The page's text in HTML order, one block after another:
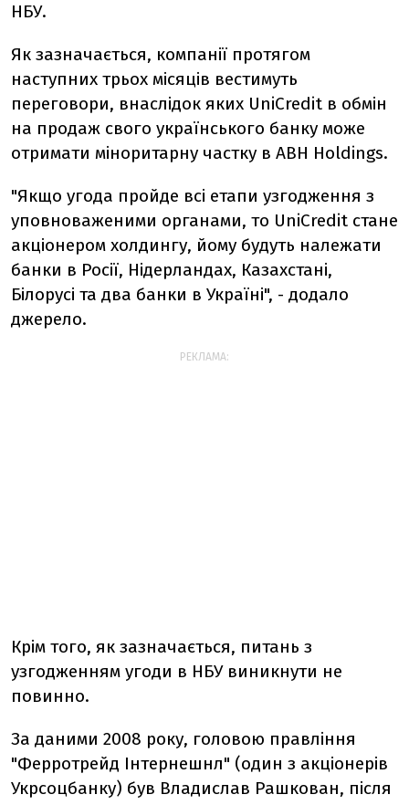
НБУ.
Як зазначається, компанії протягом
наступних трьох місяців вестимуть
переговори, внаслідок яких UniCredit в обмін
на продаж свого українського банку може
отримати міноритарну частку в ABH Holdings.
"Якщо угода пройде всі етапи узгодження з
уповноваженими органами, то UniCredit стане
акціонером холдингу, йому будуть належати
банки в Росії, Нідерландах, Казахстані,
Білорусі та два банки в Україні", - додало
джерело.
РЕКЛАМА:
Крім того, як зазначається, питань з
узгодженням угоди в НБУ виникнути не
повинно.
За даними 2008 року, головою правління
"Ферротрейд Інтернешнл" (один з акціонерів
Укрсоцбанку) був Владислав Рашкован, після